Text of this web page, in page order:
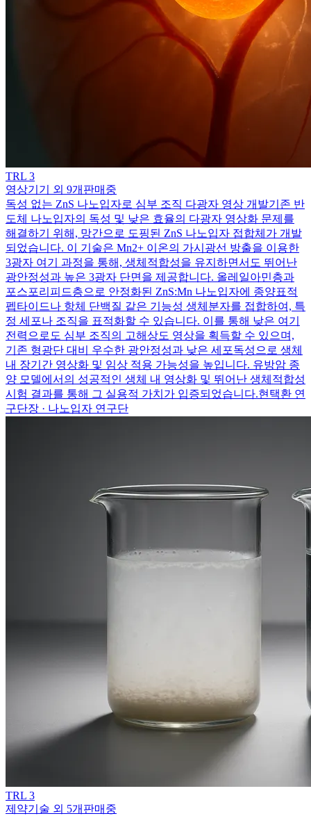
TRL 3
영상기기 외 9개 판매중
독성 없는 ZnS 나노입자로 심부 조직 다광자 영상 개발기존 반
도체 나노입자의 독성 및 낮은 효율의 다광자 영상화 문제를
해결하기 위해, 망간으로 도핑된 ZnS 나노입자 접합체가 개발
되었습니다. 이 기술은 Mn2+ 이온의 가시광선 방출을 이용한
3광자 여기 과정을 통해, 생체적합성을 유지하면서도 뛰어난
광안정성과 높은 3광자 단면을 제공합니다. 올레일아민층과
포스포리피드층으로 안정화된 ZnS:Mn 나노입자에 종양표적
펩타이드나 항체 단백질 같은 기능성 생체분자를 접합하여, 특
정 세포나 조직을 표적화할 수 있습니다. 이를 통해 낮은 여기
전력으로도 심부 조직의 고해상도 영상을 획득할 수 있으며,
기존 형광단 대비 우수한 광안정성과 낮은 세포독성으로 생체
내 장기간 영상화 및 임상 적용 가능성을 높입니다. 유방암 종
양 모델에서의 성공적인 생체 내 영상화 및 뛰어난 생체적합성
시험 결과를 통해 그 실용적 가치가 입증되었습니다.현택환 연
구단장 · 나노입자 연구단
TRL 3
제약기술 외 5개 판매중